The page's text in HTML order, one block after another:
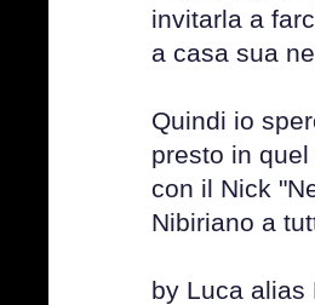
invitarla a
a casa sua
Quindi io
presto in
con il Nick
Nibiriano a
by Luca alias